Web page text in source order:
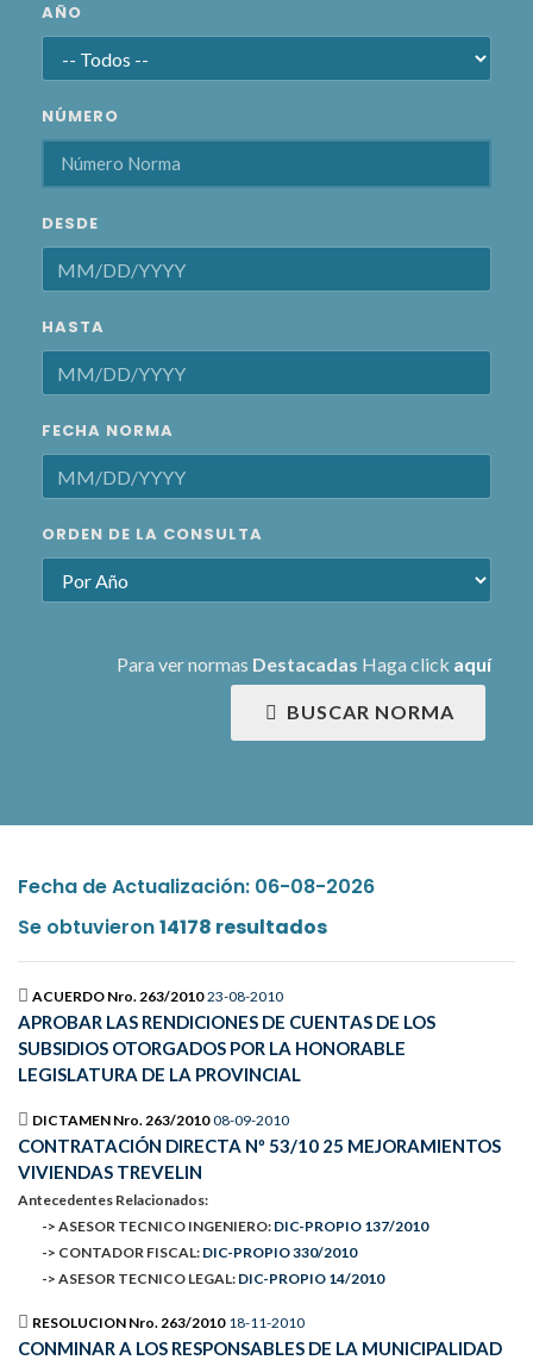
AÑO
NÚMERO
DESDE
HASTA
FECHA NORMA
ORDEN DE LA CONSULTA
Para ver normas Destacadas Haga click aquí
BUSCAR NORMA
Fecha de Actualización: 06-08-2026
Se obtuvieron14178 resultados
ACUERDO Nro. 263/2010 23-08-2010
APROBAR LAS RENDICIONES DE CUENTAS DE LOS
SUBSIDIOS OTORGADOS POR LA HONORABLE
LEGISLATURA DE LA PROVINCIAL
DICTAMEN Nro. 263/2010 08-09-2010
CONTRATACIÓN DIRECTA Nº 53/10 25 MEJORAMIENTOS
VIVIENDAS TREVELIN
Antecedentes Relacionados:
-> ASESOR TECNICO INGENIERO: DIC-PROPIO 137/2010
-> CONTADOR FISCAL: DIC-PROPIO 330/2010
-> ASESOR TECNICO LEGAL: DIC-PROPIO 14/2010
RESOLUCION Nro. 263/2010 18-11-2010
CONMINAR A LOS RESPONSABLES DE LA MUNICIPALIDAD